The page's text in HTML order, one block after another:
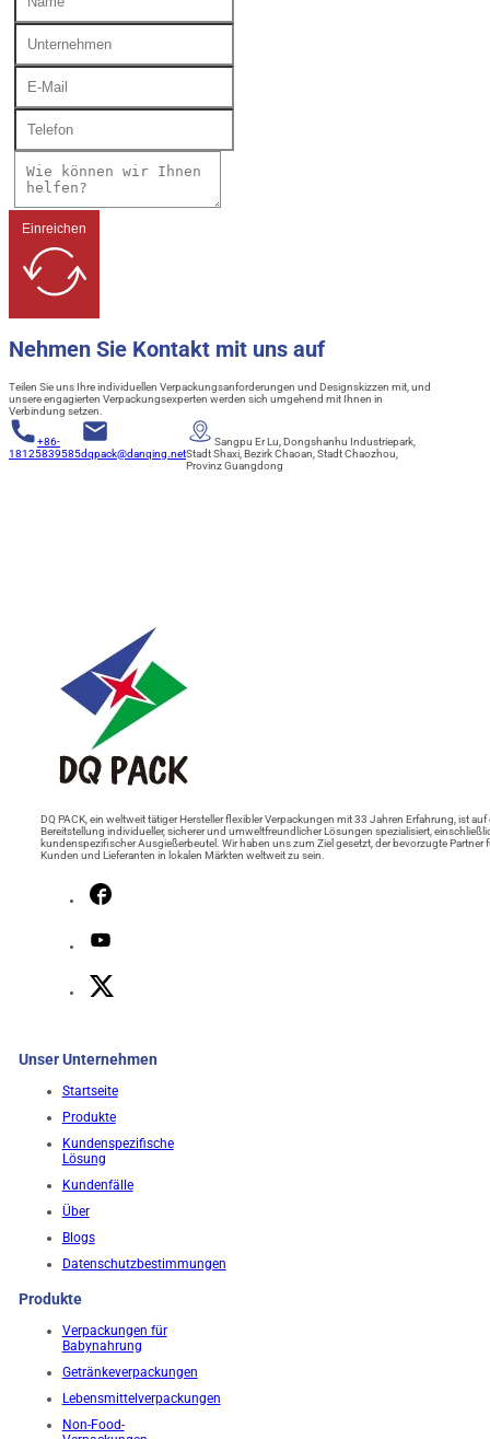
Einreichen
Nehmen Sie Kontakt mit uns auf
Teilen Sie uns Ihre individuellen Verpackungsanforderungen und Designskizzen mit, und
unsere engagierten Verpackungsexperten werden sich umgehend mit Ihnen in
Verbindung setzen.
+86-
18125839585dqpack@danqing.net
Sangpu Er Lu, Dongshanhu Industriepark,
Stadt Shaxi, Bezirk Chaoan, Stadt Chaozhou,
Provinz Guangdong
DQ PACK, ein weltweit tätiger Hersteller flexibler Verpackungen mit 33 Jahren Erfahrung, ist auf
Bereitstellung individueller, sicherer und umweltfreundlicher Lösungen spezialisiert,
kundenspezifischer Ausgießerbeutel. Wir haben uns zum Ziel gesetzt, der bevorzugte Partner
Kunden und Lieferanten in lokalen Märkten weltweit zu sein.
Unser Unternehmen
Startseite
Produkte
Kundenspezifische
Lösung
Kundenfälle
Über
Blogs
Datenschutzbestimmungen
Produkte
Verpackungen für
Babynahrung
Getränkeverpackungen
Lebensmittelverpackungen
Non-Food-